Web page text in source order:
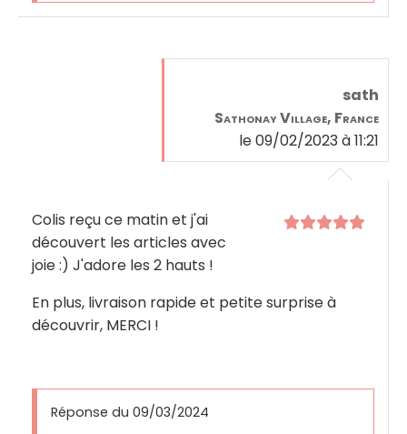
sath
Sathonay Village, France
le 09/02/2023 à 11:21
Colis reçu ce matin et j'ai
découvert les articles avec
joie :) J'adore les 2 hauts !
En plus, livraison rapide et petite surprise à
découvrir, MERCI !
Réponse du 09/03/2024